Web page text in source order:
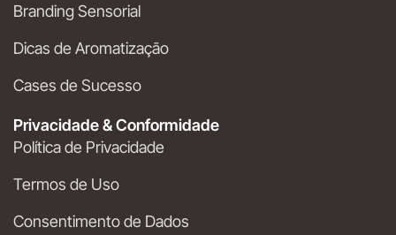
Branding Sensorial
Dicas de Aromatização
Cases de Sucesso
Privacidade & Conformidade
Política de Privacidade
Termos de Uso
Consentimento de Dados